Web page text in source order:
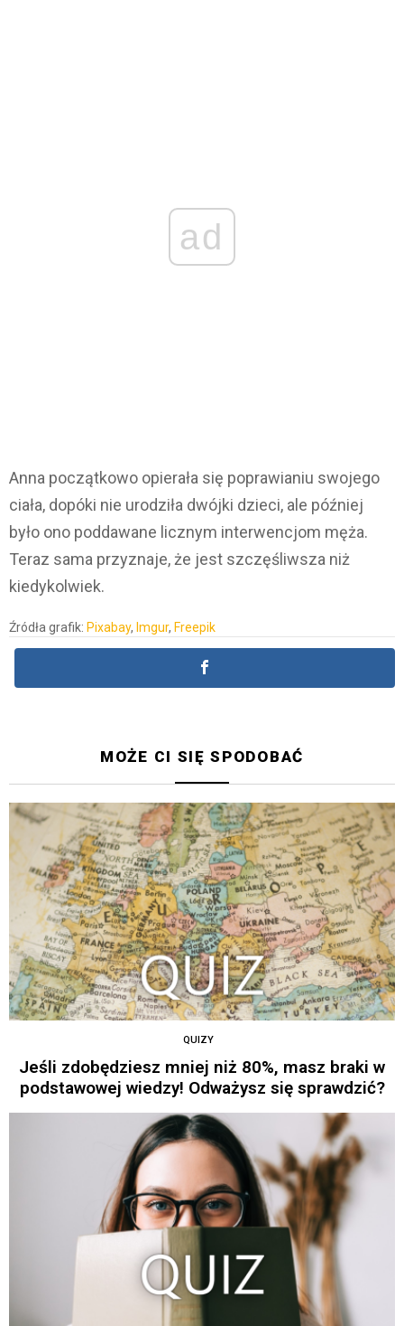
ad
Anna początkowo opierała się poprawianiu swojego
ciała, dopóki nie urodziła dwójki dzieci, ale później
było ono poddawane licznym interwencjom męża.
Teraz sama przyznaje, że jest szczęśliwsza niż
kiedykolwiek.
Źródła grafik: Pixabay, Imgur, Freepik
MOŻE CI SIĘ SPODOBAĆ
QUIZY
Jeśli zdobędziesz mniej niż 80%, masz braki w
podstawowej wiedzy! Odważysz się sprawdzić?